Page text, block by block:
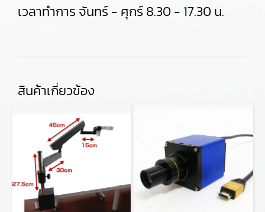
เวลาทำการ จันทร์ - ศุกร์ 8.30 - 17.30 น.
สินค้าเกี่ยวข้อง